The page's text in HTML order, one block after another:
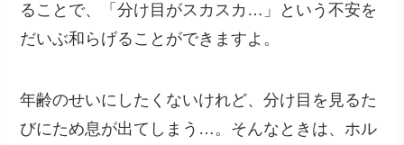
ることで、「分け目がスカスカ…」という不安を
だいぶ和らげることができますよ。
年齢のせいにしたくないけれど、分け目を見るた
びにため息が出てしまう…。そんなときは、ホル